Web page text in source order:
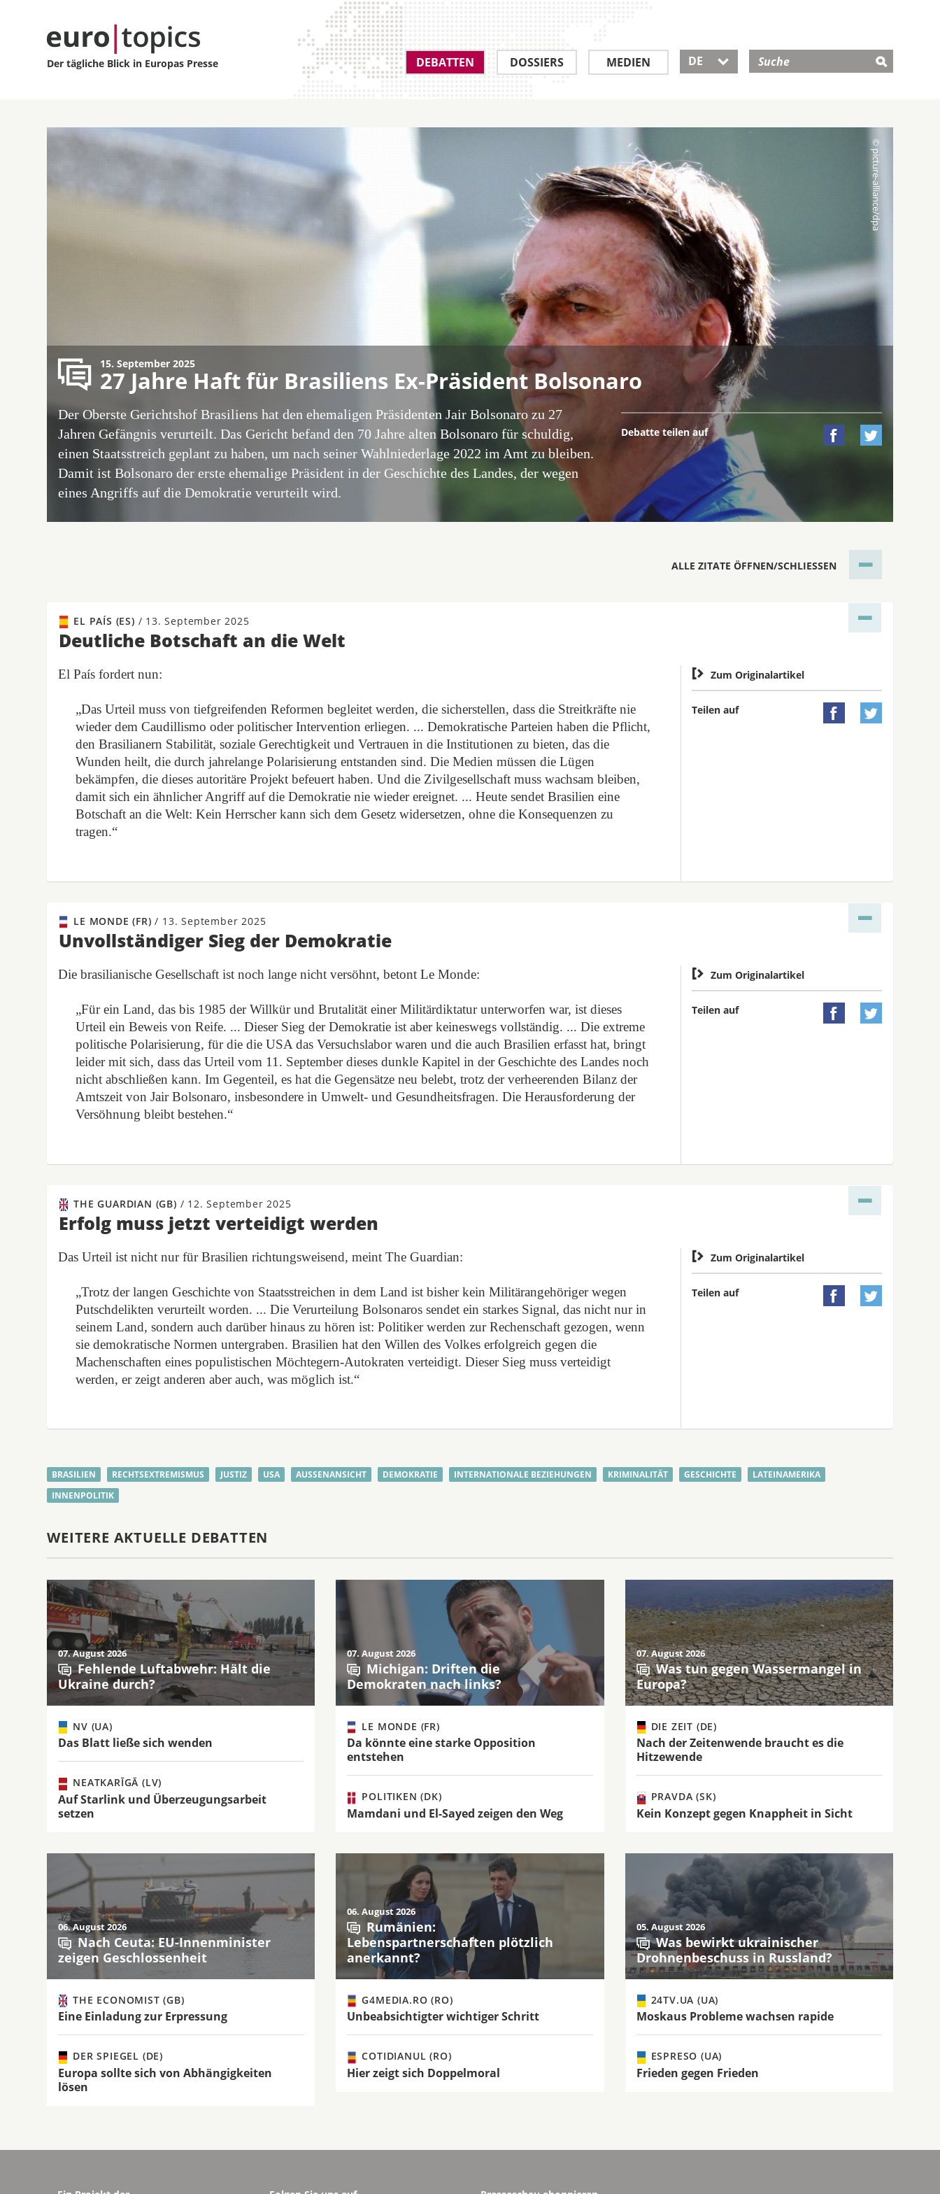
Der tägliche Blick in Europas Presse DEBATTEN DOSSIERS MEDIEN DE 
15. September 2025
27 Jahre Haft für Brasiliens Ex-Präsident Bolsonaro
Der Oberste Gerichtshof Brasiliens hat den ehemaligen Präsidenten Jair Bolsonaro zu 27
Jahren Gefängnis verurteilt. Das Gericht befand den 70 Jahre alten Bolsonaro für schuldig,
einen Staatsstreich geplant zu haben, um nach seiner Wahlniederlage 2022 im Amt zu bleiben.
Damit ist Bolsonaro der erste ehemalige Präsident in der Geschichte des Landes, der wegen
eines Angriffs auf die Demokratie verurteilt wird.
Debatte teilen auf  
ALLE ZITATE ÖFFNEN/SCHLIESSEN
EL PAÍS (ES) / 13. September 2025
Deutliche Botschaft an die Welt
El País fordert nun:
„Das Urteil muss von tiefgreifenden Reformen begleitet werden, die sicherstellen, dass die Streitkräfte nie
wieder dem Caudillismo oder politischer Intervention erliegen. ... Demokratische Parteien haben die Pflicht,
den Brasilianern Stabilität, soziale Gerechtigkeit und Vertrauen in die Institutionen zu bieten, das die
Wunden heilt, die durch jahrelange Polarisierung entstanden sind. Die Medien müssen die Lügen
bekämpfen, die dieses autoritäre Projekt befeuert haben. Und die Zivilgesellschaft muss wachsam bleiben,
damit sich ein ähnlicher Angriff auf die Demokratie nie wieder ereignet. ... Heute sendet Brasilien eine
Botschaft an die Welt: Kein Herrscher kann sich dem Gesetz widersetzen, ohne die Konsequenzen zu
tragen.“
 Zum Originalartikel
Teilen auf  
LE MONDE (FR)/ 13. September 2025
Unvollständiger Sieg der Demokratie
Die brasilianische Gesellschaft ist noch lange nicht versöhnt, betont Le Monde:
„Für ein Land, das bis 1985 der Willkür und Brutalität einer Militärdiktatur unterworfen war, ist dieses
Urteil ein Beweis von Reife. ... Dieser Sieg der Demokratie ist aber keineswegs vollständig. ... Die extreme
politische Polarisierung, für die die USA das Versuchslabor waren und die auch Brasilien erfasst hat, bringt
leider mit sich, dass das Urteil vom 11. September dieses dunkle Kapitel in der Geschichte des Landes noch
nicht abschließen kann. Im Gegenteil, es hat die Gegensätze neu belebt, trotz der verheerenden Bilanz der
Amtszeit von Jair Bolsonaro, insbesondere in Umwelt- und Gesundheitsfragen. Die Herausforderung der
Versöhnung bleibt bestehen.“
 Zum Originalartikel
Teilen auf  
THE GUARDIAN (GB) / 12. September 2025
Erfolg muss jetzt verteidigt werden
Das Urteil ist nicht nur für Brasilien richtungsweisend, meint The Guardian:
„Trotz der langen Geschichte von Staatsstreichen in dem Land ist bisher kein Militärangehöriger wegen
Putschdelikten verurteilt worden. ... Die Verurteilung Bolsonaros sendet ein starkes Signal, das nicht nur in
seinem Land, sondern auch darüber hinaus zu hören ist: Politiker werden zur Rechenschaft gezogen, wenn
sie demokratische Normen untergraben. Brasilien hat den Willen des Volkes erfolgreich gegen die
Machenschaften eines populistischen Möchtegern-Autokraten verteidigt. Dieser Sieg muss verteidigt
werden, er zeigt anderen aber auch, was möglich ist.“
 Zum Originalartikel
Teilen auf  
BRASILIEN RECHTSEXTREMISMUS JUSTIZ USA AUSSENANSICHT DEMOKRATIE INTERNATIONALE BEZIEHUNGEN KRIMINALITÄT GESCHICHTE
LATEINAMERIKA
INNENPOLITIK
WEITERE AKTUELLE DEBATTEN
07. August 2026
Fehlende Luftabwehr: Hält die
Ukraine durch?
NV (UA)
Das Blatt ließe sich wenden
NEATKARĪGĀ (LV)
Auf Starlink und Überzeugungsarbeit
setzen
07. August 2026
Michigan: Driften die
Demokraten nach links?
LE MONDE (FR)
Da könnte eine starke Opposition
entstehen
POLITIKEN (DK)
Mamdani und El-Sayed zeigen den Weg
07. August 2026
Was tun gegen Wassermangel in
Europa?
DIE ZEIT (DE)
Nach der Zeitenwende braucht es die
Hitzewende
PRAVDA (SK)
Kein Konzept gegen Knappheit in Sicht
06. August 2026
Nach Ceuta: EU-Innenminister
zeigen Geschlossenheit
THE ECONOMIST (GB)
Eine Einladung zur Erpressung
DER SPIEGEL (DE)
Europa sollte sich von Abhängigkeiten
lösen
06. August 2026
Rumänien:
Lebenspartnerschaften plötzlich
anerkannt?
G4MEDIA.RO (RO)
Unbeabsichtigter wichtiger Schritt
COTIDIANUL (RO)
Hier zeigt sich Doppelmoral
05. August 2026
Was bewirkt ukrainischer
Drohnenbeschuss in Russland?
24TV.UA (UA)
Moskaus Probleme wachsen rapide
ESPRESO (UA)
Frieden gegen Frieden